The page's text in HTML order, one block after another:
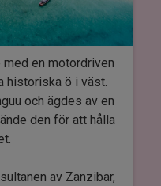
en motordriven
historiska ö i väst.
och ägdes av en
den för att hålla
av Zanzibar,